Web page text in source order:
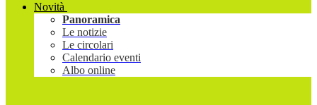
Novità
Panoramica
Le notizie
Le circolari
Calendario eventi
Albo online